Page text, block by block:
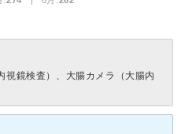
視鏡検査）、大腸カメラ（大腸内